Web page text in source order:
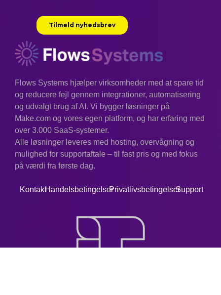
Flows Systems hjælper virksomheder med at spare tid
og reducere fejl gennem integrationer, automatisering
og udvalgt brug af AI. Vi bygger løsninger på
Make.com og vores egen platform, og har erfaring med
over 3.000 SaaS-systemer.
Alle løsninger leveres med hosting, overvågning og
mulighed for supportaftale – til fast pris og med fokus
på værdi fra første dag.
KontaktHandelsbetingelserPrivatlivsbetingelserSupport